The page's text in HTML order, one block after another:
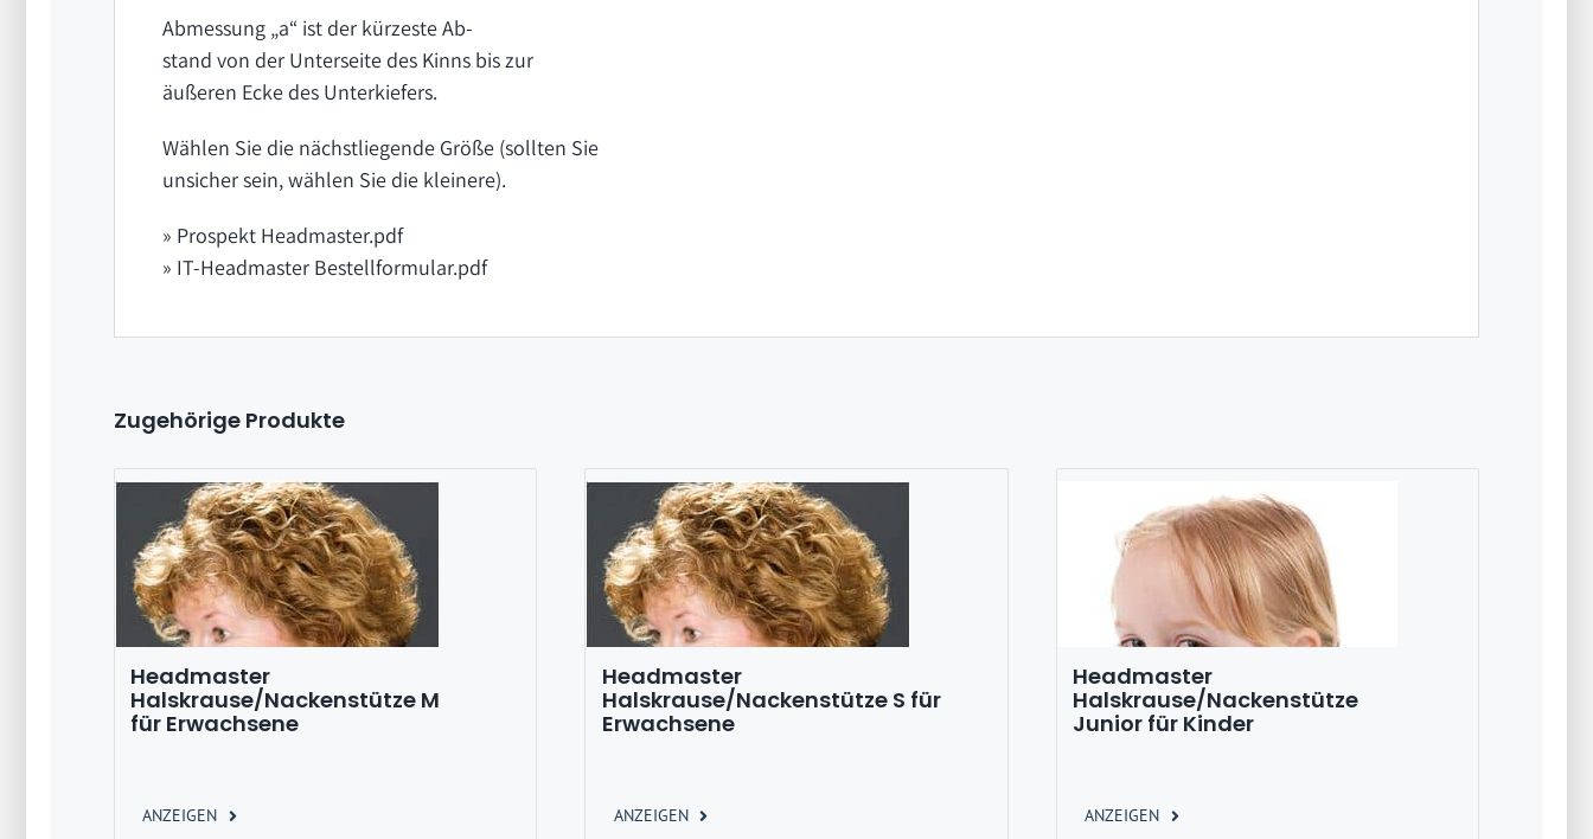
Abmessung „a“ ist der kürzeste Ab-
stand von der Unterseite des Kinns bis zur
äußeren Ecke des Unterkiefers.
Wählen Sie die nächstliegende Größe (sollten Sie
unsicher sein, wählen Sie die kleinere).
» Prospekt Headmaster.pdf
» IT-Headmaster Bestellformular.pdf
Zugehörige Produkte
Headmaster
Halskrause/Nackenstütze M
für Erwachsene
ANZEIGEN
Headmaster
Halskrause/Nackenstütze S für
Erwachsene
ANZEIGEN
Headmaster
Halskrause/Nackenstütze
Junior für Kinder
ANZEIGEN